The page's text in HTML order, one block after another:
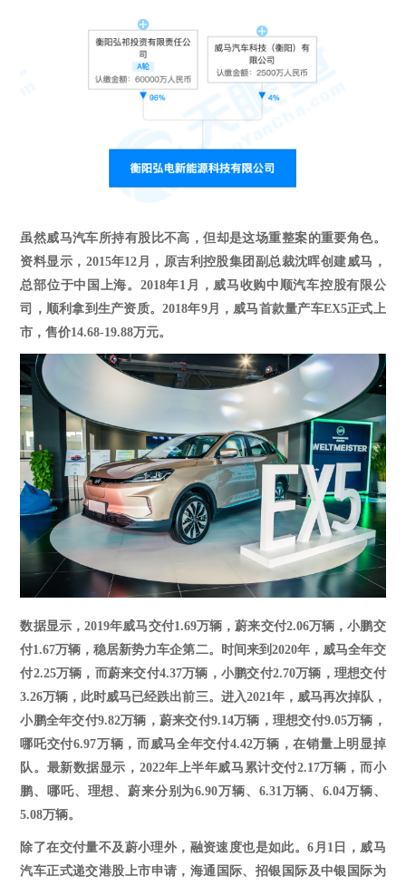
虽然威马汽车所持有股比不高，但却是这场重整案的重要角色。
资料显示， 2015年12月，原吉利控股集团副总裁沈晖创建威马，
总部位于中国上海。 2018年1 月，威马收购中顺汽车控股有限公
司，顺利拿到生产资质。2018年9月，威马首款量产车EX5正式上
市，售价14.68-19.88万元。
数据显示，2019年威马交付1.69万辆，蔚来交付2.06万辆，小鹏交
付1.67万辆，稳居新势力车企第二。时间来到2020年，威马全年交
付2.25万辆，而蔚来交付4.37万辆，小鹏交付2.70万辆，理想交付
3.26万辆，此时威马已经跌出前三。进入2021年，威马再次掉队，
小鹏全年交付9.82万辆，蔚来交付9.14万辆，理想交付9.05万辆，
哪吒交付6.97万辆，而威马全年交付4.42万辆，在销量上明显掉
队。 最新数据显示， 2022年上半年威马累计交付2.17万辆，而小
鹏、哪吒、理想、蔚来分别为6.90万辆、 6.31 万辆、6.04万辆、
5.08万辆。
除了在交付量不及蔚小理外，融资速度也是如此。6月1日，威马
汽车正式递交港股上市申请，海通国际、招银国际及中银国际为